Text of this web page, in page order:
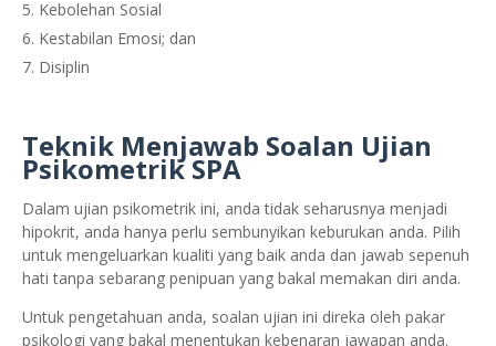
Kebolehan Sosial
Kestabilan Emosi; dan
Disiplin
Teknik Menjawab Soalan Ujian
Psikometrik SPA
Dalam ujian psikometrik ini, anda tidak seharusnya menjadi
hipokrit, anda hanya perlu sembunyikan keburukan anda. Pilih
untuk mengeluarkan kualiti yang baik anda dan jawab sepenuh
hati tanpa sebarang penipuan yang bakal memakan diri anda.
Untuk pengetahuan anda, soalan ujian ini direka oleh pakar
psikologi yang bakal menentukan kebenaran jawapan anda.